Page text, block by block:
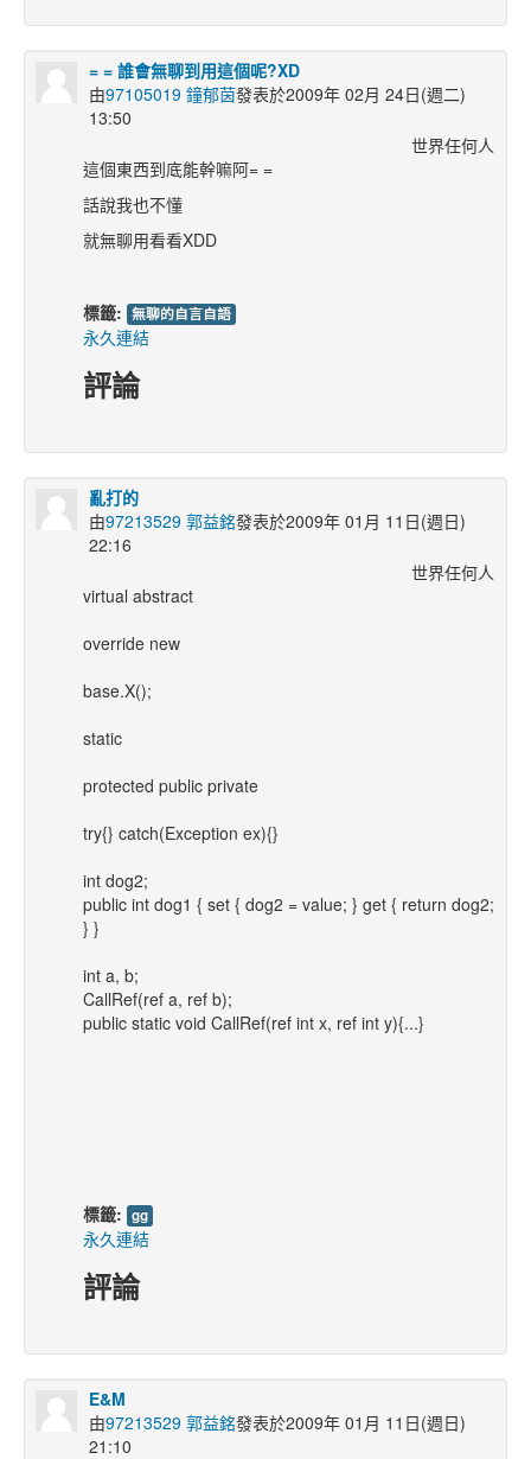
= = 誰會無聊到用這個呢?XD
由97105019 鐘郁茵發表於2009年 02月 24日(週二)
13:50
世界任何人
這個東西到底能幹嘛阿= =
話說我也不懂
就無聊用看看XDD
標籤: 無聊的自言自語
永久連結
評論
亂打的
由97213529 郭益銘發表於2009年 01月 11日(週日)
22:16
世界任何人
virtual abstract
override new
base.X();
static
protected public private
try{} catch(Exception ex){}
int dog2;
public int dog1 { set { dog2 = value; } get { return dog2;
} }
int a, b;
CallRef(ref a, ref b);
public static void CallRef(ref int x, ref int y){...}
標籤: gg
永久連結
評論
E&M
由97213529 郭益銘發表於2009年 01月 11日(週日)
21:10